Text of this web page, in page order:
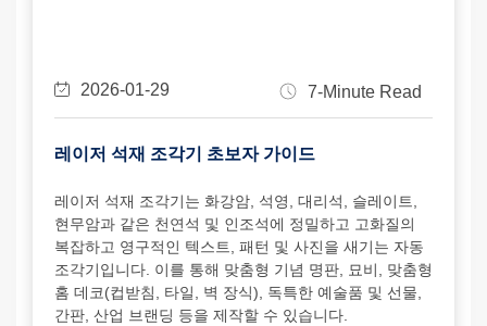
2026-01-29 7-Minute Read
레이저 석재 조각기 초보자 가이드
레이저 석재 조각기는 화강암, 석영, 대리석, 슬레이트,
현무암과 같은 천연석 및 인조석에 정밀하고 고화질의
복잡하고 영구적인 텍스트, 패턴 및 사진을 새기는 자동
조각기입니다. 이를 통해 맞춤형 기념 명판, 묘비, 맞춤형
홈 데코(컵받침, 타일, 벽 장식), 독특한 예술품 및 선물,
간판, 산업 브랜딩 등을 제작할 수 있습니다.